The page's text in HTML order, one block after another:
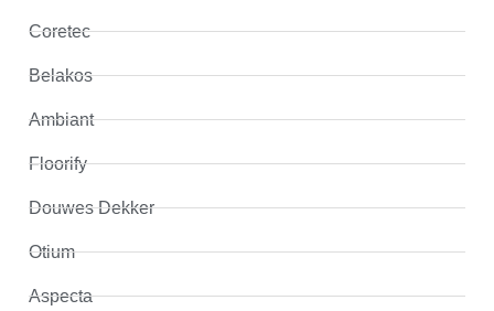
Coretec
Belakos
Ambiant
Floorify
Douwes Dekker
Otium
Aspecta